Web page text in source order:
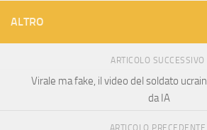
ALTRO
ARTICOLO SUCCESSIVO
Virale ma fake, il video del soldato
da IA